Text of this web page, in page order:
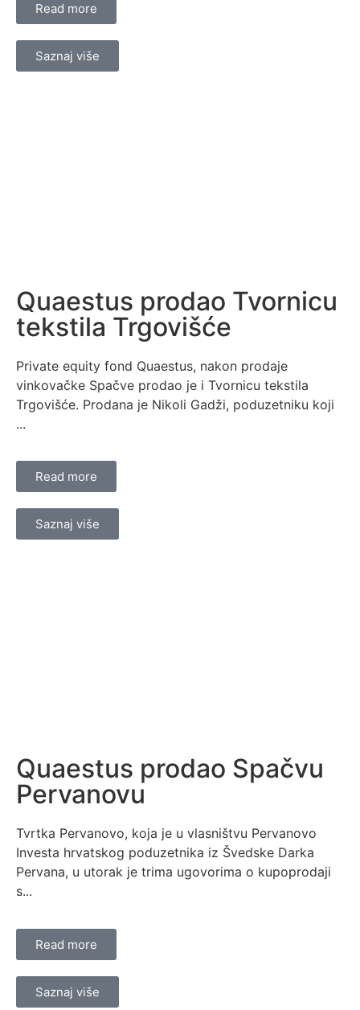
Read more
Saznaj više
Quaestus prodao Tvornicu
tekstila Trgovišće
Private equity fond Quaestus, nakon prodaje
vinkovačke Spačve prodao je i Tvornicu tekstila
Trgovišće. Prodana je Nikoli Gadži, poduzetniku koji
...
Read more
Saznaj više
Quaestus prodao Spačvu
Pervanovu
Tvrtka Pervanovo, koja je u vlasništvu Pervanovo
Investa hrvatskog poduzetnika iz Švedske Darka
Pervana, u utorak je trima ugovorima o kupoprodaji
s...
Read more
Saznaj više